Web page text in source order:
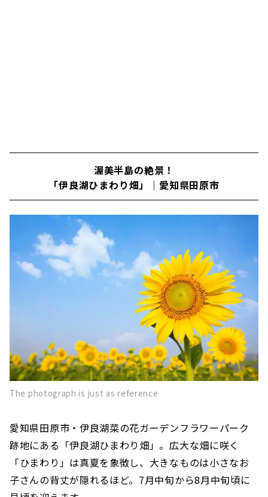
渥美半島の絶景！
「伊良湖ひまわり畑」｜愛知県田原市
The photograph is just as reference
愛知県田原市・伊良湖菜の花ガーデンフラワーパーク
跡地にある「伊良湖ひまわり畑」。広大な畑に咲く
「ひまわり」は真夏を象徴し、​大きなものは小さなお
子さんの背丈が隠れるほど。7月中旬から8月中旬頃に